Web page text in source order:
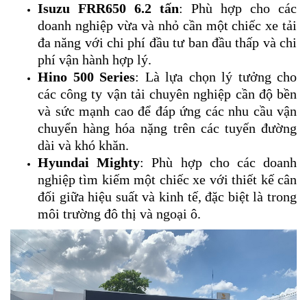
Isuzu FRR650 6.2 tấn: Phù hợp cho các
doanh nghiệp vừa và nhỏ cần một chiếc xe tải
đa năng với chi phí đầu tư ban đầu thấp và chi
phí vận hành hợp lý.
Hino 500 Series: Là lựa chọn lý tưởng cho
các công ty vận tải chuyên nghiệp cần độ bền
và sức mạnh cao để đáp ứng các nhu cầu vận
chuyển hàng hóa nặng trên các tuyến đường
dài và khó khăn.
Hyundai Mighty: Phù hợp cho các doanh
nghiệp tìm kiếm một chiếc xe với thiết kế cân
đối giữa hiệu suất và kinh tế, đặc biệt là trong
môi trường đô thị và ngoại ô.